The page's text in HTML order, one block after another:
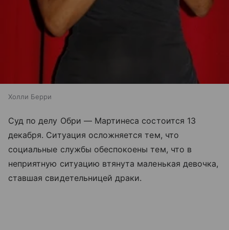
Холли Берри
Суд по делу Обри — Мартинеса состоится 13
декабря. Ситуация осложняется тем, что
социальные службы обеспокоены тем, что в
неприятную ситуацию втянута маленькая девочка,
ставшая свидетельницей драки.